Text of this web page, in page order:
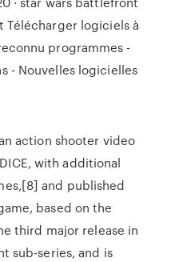
logiciels à
programmes -
- Nouvelles logicielles
action shooter video
with additional
and published
based on the
third major release in
sub-series, and is